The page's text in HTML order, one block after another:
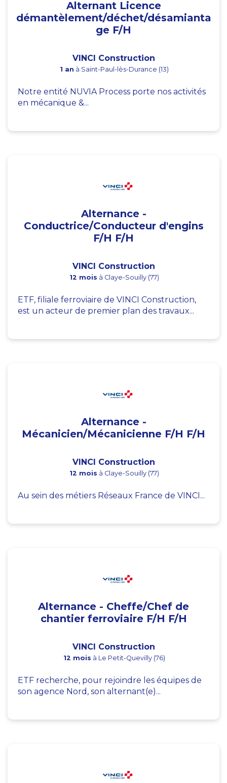
Alternant Licence
démantèlement/déchet/désamianta
ge F/H
VINCI Construction
1 an à Saint-Paul-lès-Durance (13)
Notre entité NUVIA Process porte nos activités
en mécanique &...
Alternance -
Conductrice/Conducteur d'engins
F/H F/H
VINCI Construction
12 mois à Claye-Souilly (77)
ETF, filiale ferroviaire de VINCI Construction,
est un acteur de premier plan des travaux...
Alternance -
Mécanicien/Mécanicienne F/H F/H
VINCI Construction
12 mois à Claye-Souilly (77)
Au sein des métiers Réseaux France de VINCI...
Alternance - Cheffe/Chef de
chantier ferroviaire F/H F/H
VINCI Construction
12 mois à Le Petit-Quevilly (76)
ETF recherche, pour rejoindre les équipes de
son agence Nord, son alternant(e)...